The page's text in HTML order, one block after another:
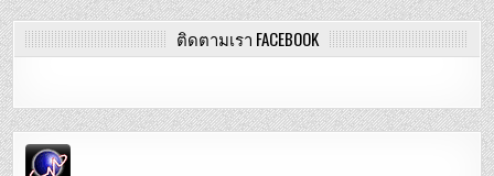
ติดตามเรา FACEBOOK